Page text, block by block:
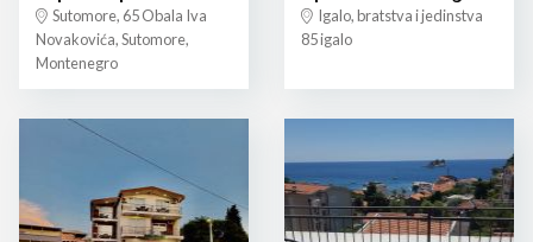
Sutomore, 65 Obala Iva
Novakovića, Sutomore,
Montenegro
Igalo, bratstva i jedinstva
85 igalo